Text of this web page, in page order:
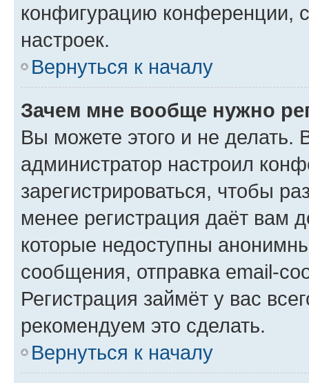
конфигурацию конференции,
настроек.
Вернуться к началу
Зачем мне вообще нужно
Вы можете этого и не делать.
администратор настроил
зарегистрироваться, чтобы
менее регистрация даёт вам
которые недоступны
сообщения, отправка email-
Регистрация займёт у вас
рекомендуем это сделать.
Вернуться к началу